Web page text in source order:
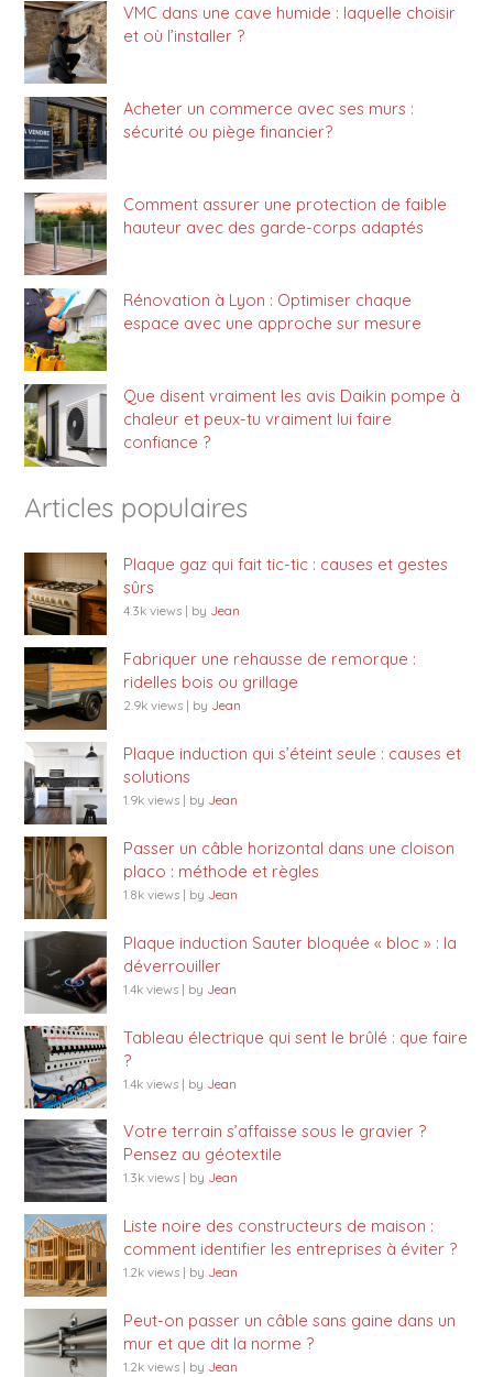
VMC dans une cave humide : laquelle choisir
et où l’installer ?
Acheter un commerce avec ses murs :
sécurité ou piège financier?
Comment assurer une protection de faible
hauteur avec des garde-corps adaptés
Rénovation à Lyon : Optimiser chaque
espace avec une approche sur mesure
Que disent vraiment les avis Daikin pompe à
chaleur et peux-tu vraiment lui faire
confiance ?
Articles populaires
Plaque gaz qui fait tic-tic : causes et gestes
sûrs
4.3k views | by Jean
Fabriquer une rehausse de remorque :
ridelles bois ou grillage
2.9k views | by Jean
Plaque induction qui s’éteint seule : causes et
solutions
1.9k views | by Jean
Passer un câble horizontal dans une cloison
placo : méthode et règles
1.8k views | by Jean
Plaque induction Sauter bloquée « bloc » : la
déverrouiller
1.4k views | by Jean
Tableau électrique qui sent le brûlé : que faire
?
1.4k views | by Jean
Votre terrain s’affaisse sous le gravier ?
Pensez au géotextile
1.3k views | by Jean
Liste noire des constructeurs de maison :
comment identifier les entreprises à éviter ?
1.2k views | by Jean
Peut-on passer un câble sans gaine dans un
mur et que dit la norme ?
1.2k views | by Jean